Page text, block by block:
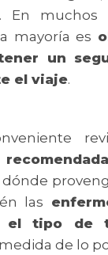
En
mayoría es
un
el viaje.
las
tipo de
de lo